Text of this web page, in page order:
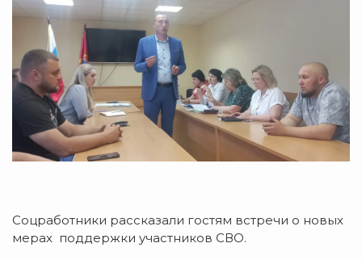
Соцработники рассказали гостям встречи о новых
мерах поддержки участников СВО.